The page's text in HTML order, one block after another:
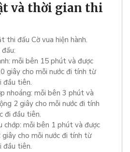
và thời gian thi
thi đấu Cờ vua hiện hành.
mỗi bên 15 phút và được
giây cho mỗi nước đi tính từ
đầu tiên.
nhoáng: mỗi bên 3 phút và
2 giây cho mỗi nước đi tính
đi đầu tiên.
chớp: mỗi bên 1 phút và được
giây cho mỗi nước đi tính từ
đầu tiên.